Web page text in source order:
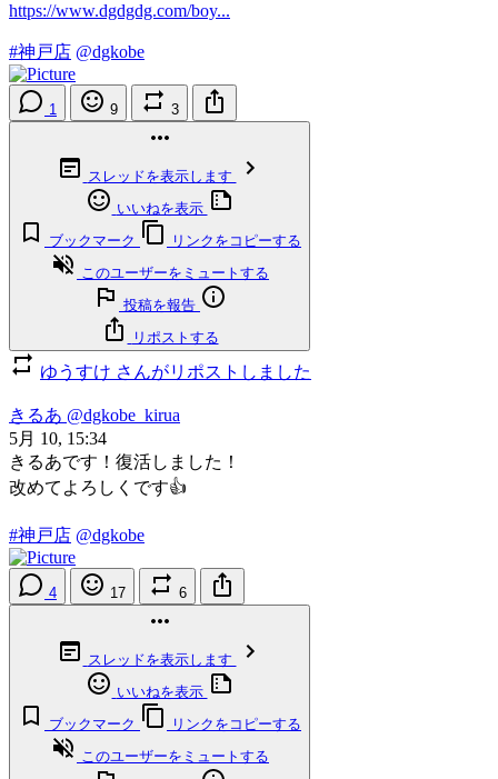
https://www.dgdgdg.com/boy...
#神戸店 @dgkobe
1 9 3
スレッドを表示します
いいねを表示
ブックマーク
リンクをコピーする
このユーザーをミュートする
投稿を報告
リポストする
ゆうすけ さんがリポストしました
きるあ @dgkobe_kirua
5月 10, 15:34
きるあです！復活しました！
改めてよろしくです👍
#神戸店 @dgkobe
4 17 6
スレッドを表示します
いいねを表示
ブックマーク
リンクをコピーする
このユーザーをミュートする